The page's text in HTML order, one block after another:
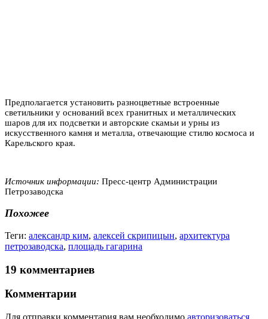
Предполагается установить разноцветные встроенные
светильники у оснований всех гранитных и металлических
шаров для их подсветки и авторские скамьи и урны из
искусственного камня и металла, отвечающие стилю космоса и
Карельского края.
Источник информации: Пресс-центр Администрации
Петрозаводска
Похожее
Теги: александр ким, алексей скрипицын, архитектура
петрозаводска, площадь гагарина
19 комментариев
Комментарии
Для отправки комментария вам необходимо авторизоваться